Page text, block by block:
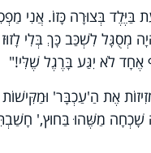
בְּצוּרָה כָּזוֹ. אֲנִי
מְסֻגָּל לִשְׁכַּב כָּךְ בְּלִי
אֶחָד לֹא יִגַּע בָּרֶגֶל שֶׁלִּי!"
אֶת הַ'עַכְבָּר'
שָׁכְחָה מַשֶּׁהוּ בַּחוּץ,'